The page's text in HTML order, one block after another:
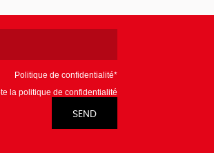
Politique de confidentialité*
la politique de confidentialité